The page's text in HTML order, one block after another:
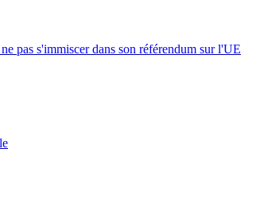
pas s'immiscer dans son référendum sur l'UE